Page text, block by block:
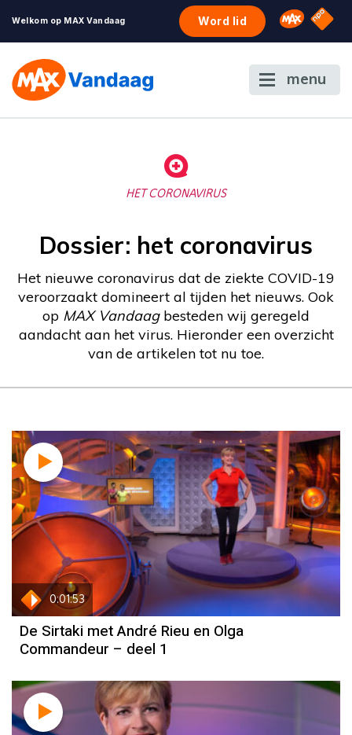
Welkom op MAX Vandaag Word lid Omroep
NPO
menu
HET CORONAVIRUS
Dossier: het coronavirus
Het nieuwe coronavirus dat de ziekte COVID-19
veroorzaakt domineert al tijden het nieuws. Ook
op MAX Vandaagbesteden wij geregeld
aandacht aan het virus. Hieronder een overzicht
van de artikelen tot nu toe.
0:01:53
De Sirtaki met André Rieu en Olga
Commandeur – deel 1